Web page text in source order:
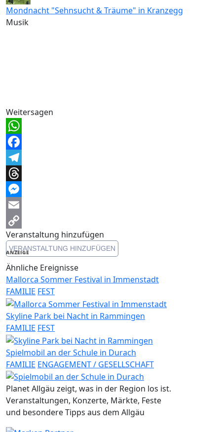
Mondnacht "Sehnsucht & Träume" in Kranzegg
Musik
Weitersagen
WhatsApp
Facebook
Telegram
Threads
Messenger
Email
Copy
Link
Veranstaltung hinzufügen
VERANSTALTUNG HINZUFÜGEN
ANZEIGE
Ähnliche Ereignisse
Mallorca Sommer Festival in Immenstadt
FAMILIE FEST
Skyline Park bei Nacht in Rammingen
FAMILIE FEST
Spielmobil an der Schule in Durach
FAMILIE ENGAGEMENT / GESELLSCHAFT
Planet Allgäu zeigt, was in der Region los ist.
Veranstaltungen, Konzerte, Märkte, Feste
und besondere Tipps aus dem Allgäu